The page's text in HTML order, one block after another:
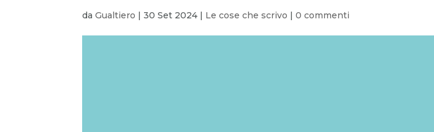
daGualtiero |30 Set 2024 | Le cose che scrivo |0 commenti